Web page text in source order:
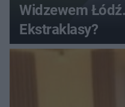
Widzewem
Ekstraklasy?